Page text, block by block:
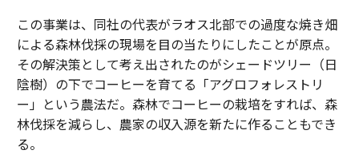
この事業は、同社の代表がラオス北部での過度な焼き畑
による森林伐採の現場を目の当たりにしたことが原点。
その解決策として考え出されたのがシェードツリー（日
陰樹）の下でコーヒーを育てる「アグロフォレストリ
ー」という農法だ。森林でコーヒーの栽培をすれば、森
林伐採を減らし、農家の収入源を新たに作ることもでき
る。